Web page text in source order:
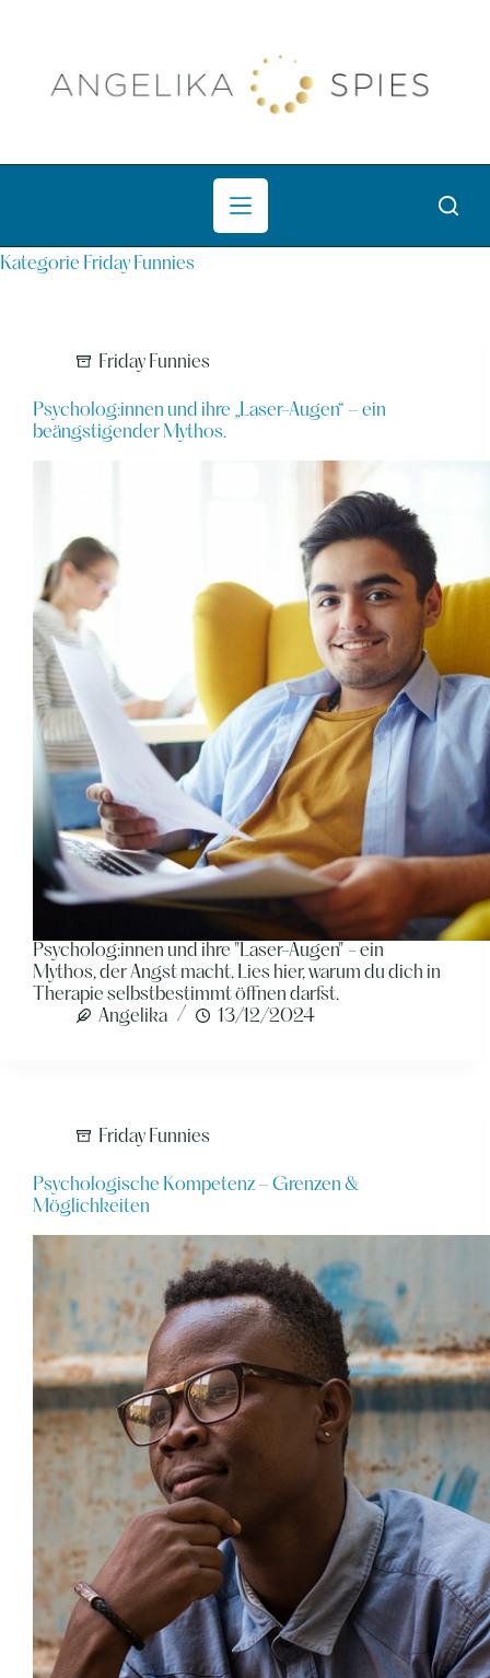
Kategorie Friday Funnies
Friday Funnies
Psycholog:innen und ihre „Laser-Augen“ – ein
beängstigender Mythos.
Psycholog:innen und ihre "Laser-Augen" - ein
Mythos, der Angst macht. Lies hier, warum du dich in
Therapie selbstbestimmt öffnen darfst.
Angelika
13/12/2024
Friday Funnies
Psychologische Kompetenz – Grenzen &
Möglichkeiten